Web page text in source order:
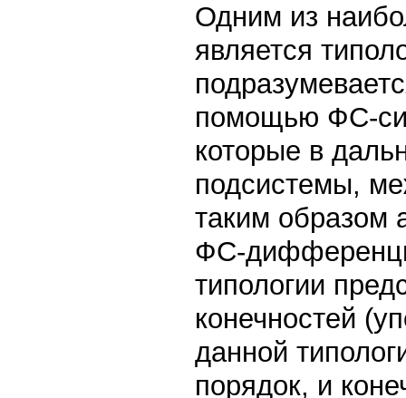
Одним из
является
помощью ФС-
которые в
подсистемы,
таким образом
ФС-
типологии
конечностей
данной
порядок, и